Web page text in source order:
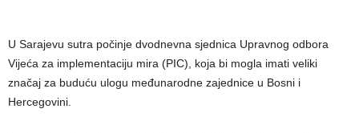
U Sarajevu sutra počinje dvodnevna sjednica Upravnog odbora
Vijeća za implementaciju mira (PIC), koja bi mogla imati veliki
značaj za buduću ulogu međunarodne zajednice u Bosni i
Hercegovini.